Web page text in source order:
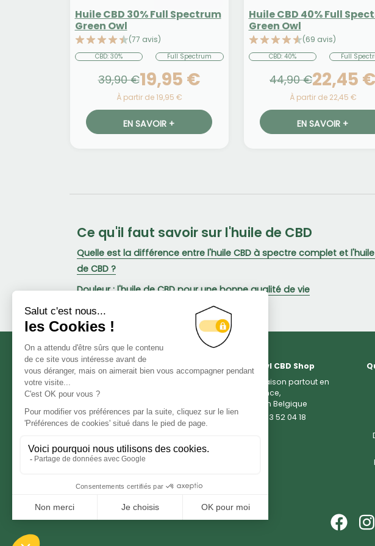
Huile CBD 30% Full Spectrum
Green Owl
(77 avis)
CBD: 30% Full Spectrum
39,90 €19,95 €
À partir de 19,95 €
EN SAVOIR +
Huile CBD 40% Full
Green Owl
(69 avis)
CBD: 40% Full
44,90 €22,45 €
À partir de 22,45 €
EN SAVOIR +
Ce qu'il faut savoir sur l'huile de CBD
Quelle est la différence entre l'huile CBD à spectre complet et
de CBD ?
Douleur : l'huile de CBD pour une bonne qualité de vie
Green Owl CBD Shop
Livraison partout en
France,
et en Belgique
05 33 52 04 18